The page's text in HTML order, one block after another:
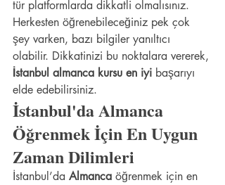
tür platformlarda dikkatli olmalısınız.
Herkesten öğrenebileceğiniz pek çok
şey varken, bazı bilgiler yanıltıcı
olabilir. Dikkatinizi bu noktalara vererek,
İstanbul almanca kursu en iyi başarıyı
elde edebilirsiniz.
İstanbul'da Almanca
Öğrenmek İçin En Uygun
Zaman Dilimleri
İstanbul’da Almanca öğrenmek için en